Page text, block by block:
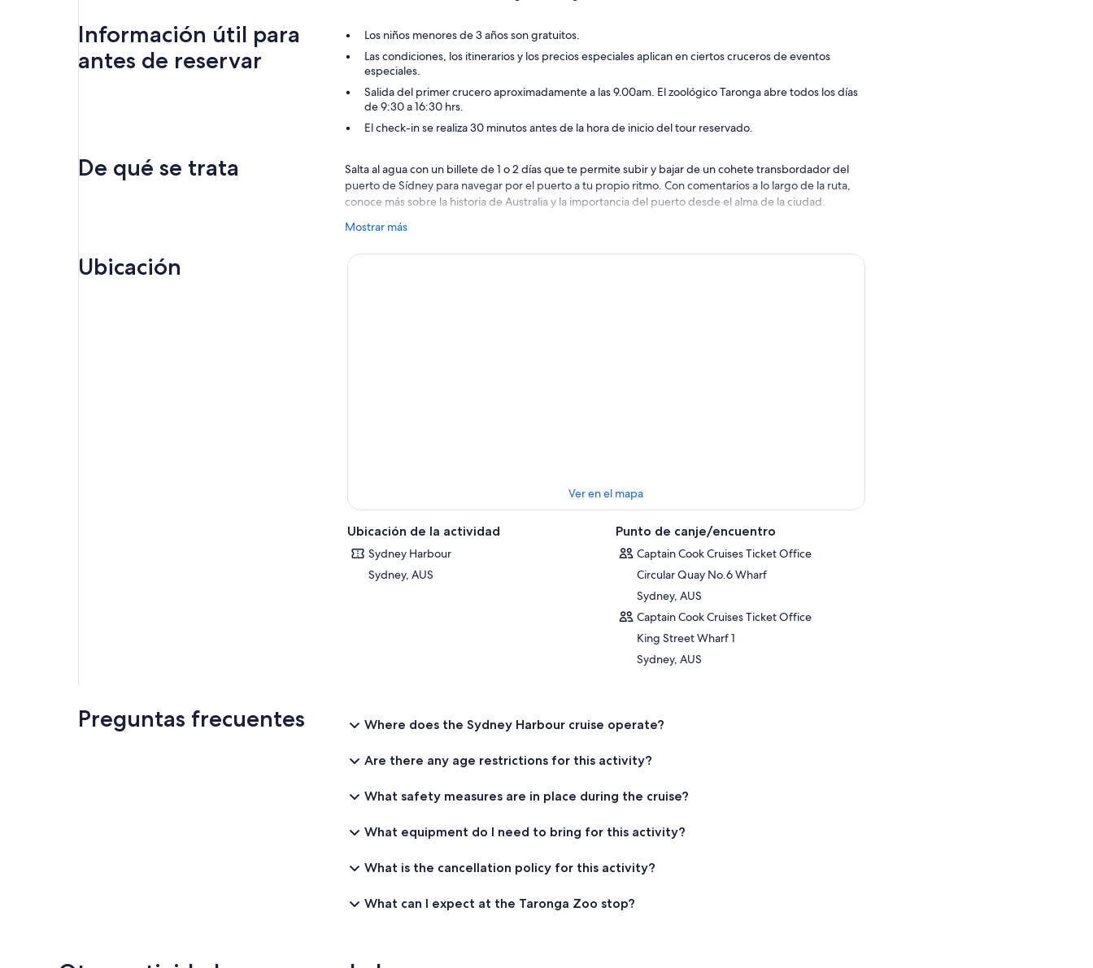
Información útil para
antes de reservar
Los niños menores de 3 años son gratuitos.
Las condiciones, los itinerarios y los precios especiales aplican en ciertos cruceros de eventos
especiales.
Salida del primer crucero aproximadamente a las 9.00am. El zoológico Taronga abre todos los días
de 9:30 a 16:30 hrs.
El check-in se realiza 30 minutos antes de la hora de inicio del tour reservado.
De qué se trata
Salta al agua con un billete de 1 o 2 días que te permite subir y bajar de un cohete transbordador del
puerto de Sídney para navegar por el puerto a tu propio ritmo. Con comentarios a lo largo de la ruta,
conoce más sobre la historia de Australia y la importancia del puerto desde el alma de la ciudad.
Su billete le permite visitar hasta cinco lugares famosos junto al puerto:
Mostrar más
Ubicación
Ver en el mapa
Ubicación de la actividad
Sydney Harbour
Sydney, AUS
Punto de canje/encuentro
Captain Cook Cruises Ticket Office
Circular Quay No.6 Wharf
Sydney, AUS
Captain Cook Cruises Ticket Office
King Street Wharf 1
Sydney, AUS
Preguntas frecuentes Where does the Sydney Harbour cruise operate?
Are there any age restrictions for this activity?
What safety measures are in place during the cruise?
What equipment do I need to bring for this activity?
What is the cancellation policy for this activity?
What can I expect at the Taronga Zoo stop?